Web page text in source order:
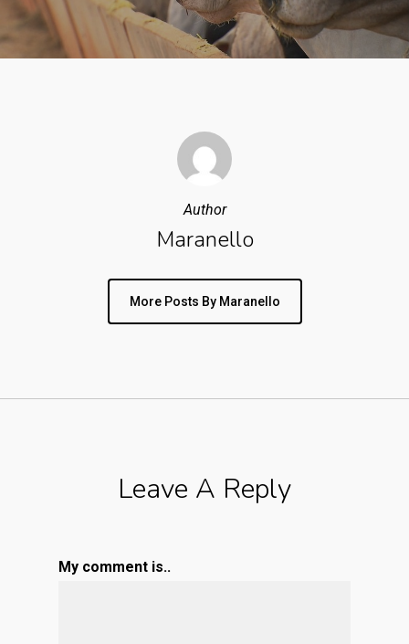
Author
Maranello
More Posts By Maranello
Leave A Reply
My comment is..